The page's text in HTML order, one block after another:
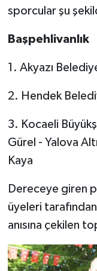
sporcular şu
Başpehlivanlık
1. Akyazı
2. Hendek
3. Kocaeli
Gürel - Yalova
Kaya
Dereceye giren
üyeleri
anısına çekilen